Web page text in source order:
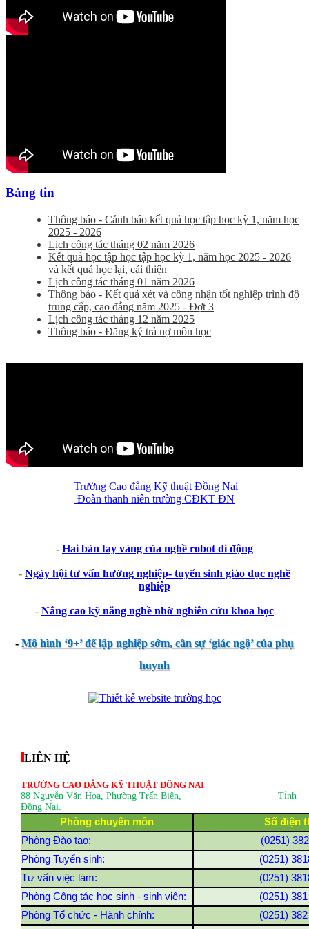
Bảng tin
Thông báo - Cảnh báo kết quả học tập học kỳ 1, năm học
2025 - 2026
Lịch công tác tháng 02 năm 2026
Kết quả học tập học tập học kỳ 1, năm học 2025 - 2026
và kết quả học lại, cải thiện
Lịch công tác tháng 01 năm 2026
Thông báo - Kết quả xét và công nhận tốt nghiệp trình độ
trung cấp, cao đẳng năm 2025 - Đợt 3
Lịch công tác tháng 12 năm 2025
Thông báo - Đăng ký trả nợ môn học
Trường Cao đẳng Kỹ thuật Đồng Nai
Đoàn thanh niên trường CĐKT ĐN
- Hai bàn tay vàng của nghề robot di động
- Ngày hội tư vấn hướng nghiệp- tuyển sinh giáo dục nghề
nghiệp
- Nâng cao kỹ năng nghề nhờ nghiên cứu khoa học
-Mô hình ‘9+’ để lập nghiệp sớm, cần sự ‘giác ngộ’ của phụ
huynh
LIÊN HỆ
TRƯỜNG CAO ĐẲNG KỸ THUẬT ĐỒNG NAI
88 Nguyễn Văn Hoa, Phường Trấn Biên , Tỉnh
Đồng Nai.
Phòng chuyên môn
Số điện
Phòng Đào tạo:
(0251)
Phòng Tuyển sinh:
(0251)
Tư vấn việc làm:
(0251)
Phòng Công tác học sinh - sinh viên:
(0251)
Phòng Tổ chức - Hành chính:
(0251)